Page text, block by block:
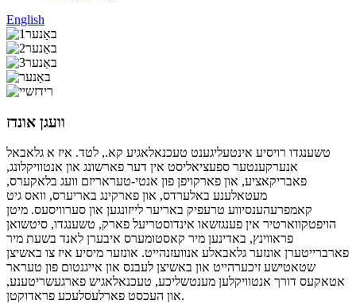
English
וועגן אונדז
טשענגדו רויסיע אינטעליגענט טעכנאלאגיע קא., לטד. איז א גלאבאל
אנערקענטער ספעציאליסט אין דער פארשונג און אנטוויקלונג,
פאבריקאציע, און פארקויפן פון אנטי-טעראריזם וועג בלאקערס,
מעטאלענע באלערדס, און פארקינג באריערס, וואס גיט
קאמפרעהענסיווע טרעפיק באריער לייזונגען און סערוויסעס. מיטן
הויפטקווארטיר אין פענגזשאו אינדוסטריעל פארק, טשענגדו, סיטשואן
פראווינץ, באדינען מיר קאסטומערס איבערן לאנד בשעת מיר
פארברייטערן אונזער גלאבאלע אנוועזנהייט. אונזער מיסיע איז צו באשיצן
שטאטישע זיכערהייט און באשיצן לעבנס און אייגנטום פון טעראר
אטאקעס דורך אנטוויקלען מענטשליכע, טעכנאלאגיש פארגעשריטענע,
און העכסט פארלעסלעכע פראדוקטן.